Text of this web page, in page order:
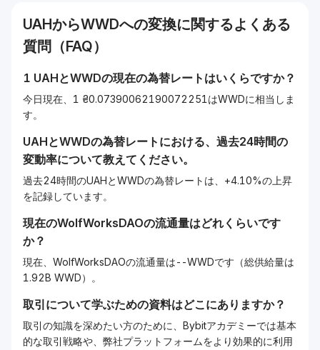
UAHからWWDへの変換に関するよくある
質問（FAQ）
1 UAHとWWDの現在の為替レートはいくらですか？
今日現在、1 ₴0.07390062190072251はWWDに相当しま
す。
UAHとWWDの為替レートにおける、過去24時間の
変動率について教えてください。
過去24時間のUAHとWWDの為替レートは、+4.10%の上昇
を記録しています。
現在のWolfWorksDAOの流通量はどれくらいです
か？
現在、WolfWorksDAOの流通量は--WWDです（総供給量は
1.92B WWD）。
取引について学ぶための資料はどこにありますか？
取引の知識を深めたい方のために、Bybitアカデミーでは基本
的な取引戦略や、弊社プラットフォームをより効果的に利用